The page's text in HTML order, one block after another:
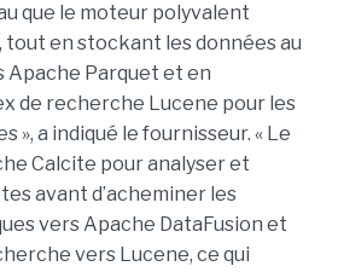
que le moteur polyvalent
en stockant les données au
Parquet et en
de recherche Lucene pour les
», a indiqué le fournisseur. « Le
Calcite pour analyser et
avant d’acheminer les
vers Apache DataFusion et
vers Lucene, ce qui